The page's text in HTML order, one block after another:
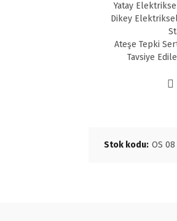
Yatay
Dikey Elektriksel
Ateşe Tepki
Tavsiye
Stok kodu: OS